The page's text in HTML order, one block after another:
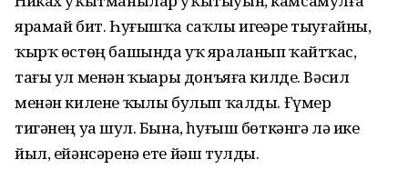
ярамай бит. Һуғышҡа саҡлы игеҙҙәре тыуғайны,
ҡырҡ өстөң башында уҡ яраланып ҡайтҡас,
тағы ул менән ҡыҙҙары донъяға килде. Вәсил
менән килене ҡыҙлы булып ҡалды. Ғүмер
тигәнең уҙа шул. Бына, һуғыш бөткәнгә лә ике
йыл, ейәнсәренә ете йәш тулды.